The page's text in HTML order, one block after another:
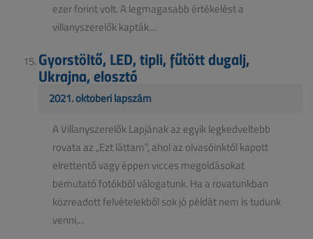
ezer forint volt. A legmagasabb értékelést a
villanyszerelők kapták....
Gyorstöltő, LED, tipli, fűtött dugalj,
Ukrajna, elosztó
2021. októberi lapszám
A Villanyszerelők Lapjának az egyik legkedveltebb
rovata az „Ezt láttam”, ahol az olvasóinktól kapott
elrettentő vagy éppen vicces megoldásokat
bemutató fotókból válogatunk. Ha a rovatunkban
közreadott felvételekből sok jó példát nem is tudunk
venni,...